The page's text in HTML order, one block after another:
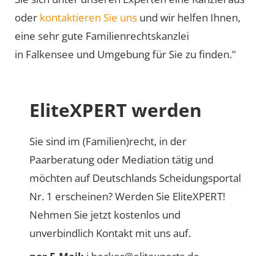
oder kontaktieren Sie uns und wir helfen Ihnen,
eine sehr gute Familienrechtskanzlei
in Falkensee und Umgebung für Sie zu finden."
EliteXPERT werden
Sie sind im (Familien)recht, in der
Paarberatung oder Mediation tätig und
möchten auf Deutschlands Scheidungsportal
Nr. 1 erscheinen? Werden Sie EliteXPERT!
Nehmen Sie jetzt kostenlos und
unverbindlich Kontakt mit uns auf.